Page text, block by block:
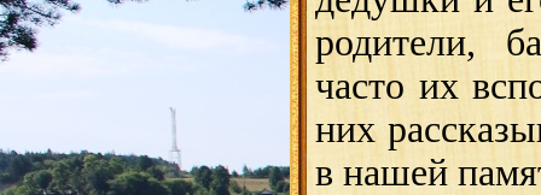
родители,
часто их
них
в нашей